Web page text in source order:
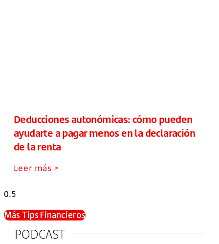
Deducciones autonómicas: cómo pueden
ayudarte a pagar menos en la declaración
de la renta
Leer más >
Más Tips Financieros
PODCAST